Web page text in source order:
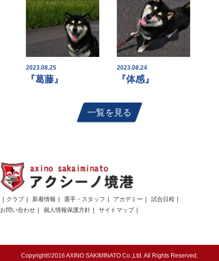
2023.08.25
『葛藤』
2023.08.24
『体感』
一覧を見る
クラブ 新着情報 選手・スタッフ アカデミー
試合日程
お問い合わせ
個人情報保護方針 サイトマップ
Copyright©2016 AXINO SAKIMINATO Co.,Ltd. All Rights Reserved.